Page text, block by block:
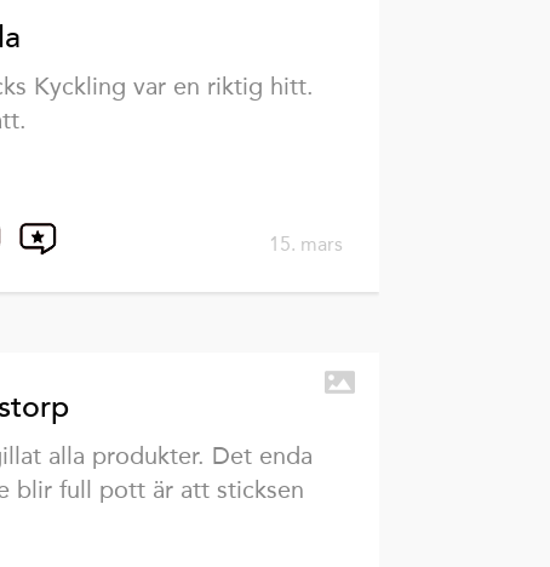
Kyckling var en riktig hitt.
15. mars
alla produkter. Det enda
blir full pott är att sticksen